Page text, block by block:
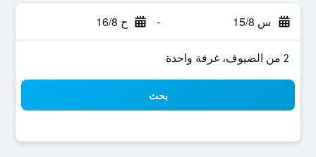
س 15/8 - ح 16/8
2 من الضيوف، غرفة واحدة
بحث